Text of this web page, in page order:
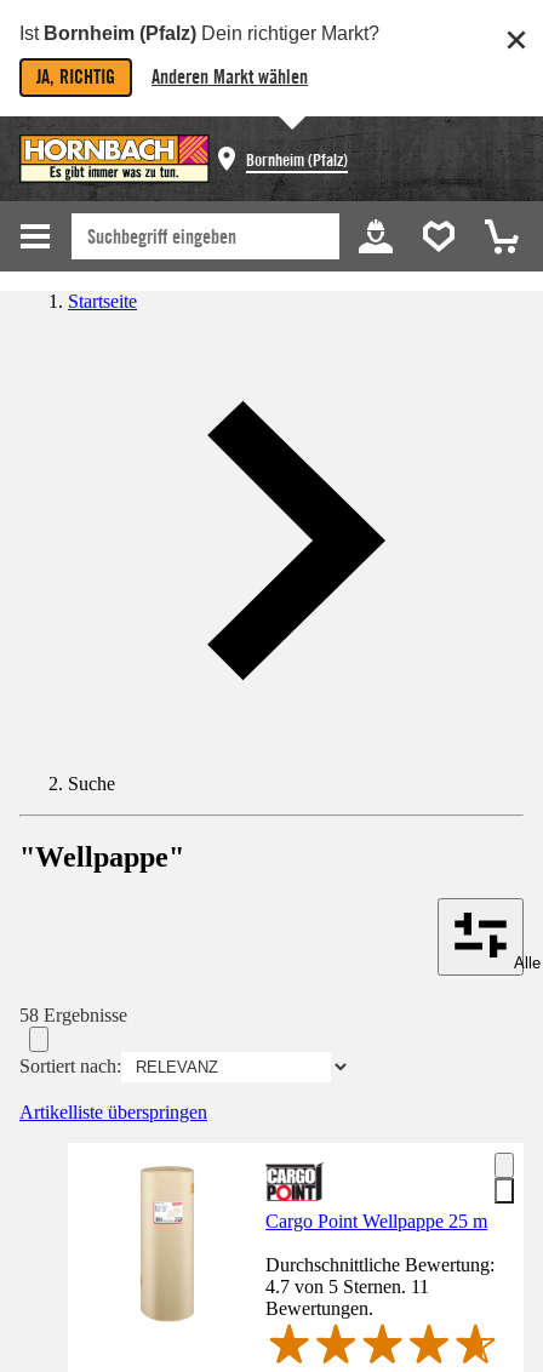
Ist Bornheim (Pfalz) Dein richtiger Markt?
JA, RICHTIG Anderen Markt wählen
Bornheim (Pfalz)
Startseite
Suche
"Wellpappe"
58 Ergebnisse
Sortiert nach:
Artikelliste überspringen
Cargo Point Wellpappe 25 m
Durchschnittliche Bewertung:
4.7 von 5 Sternen. 11
Bewertungen.